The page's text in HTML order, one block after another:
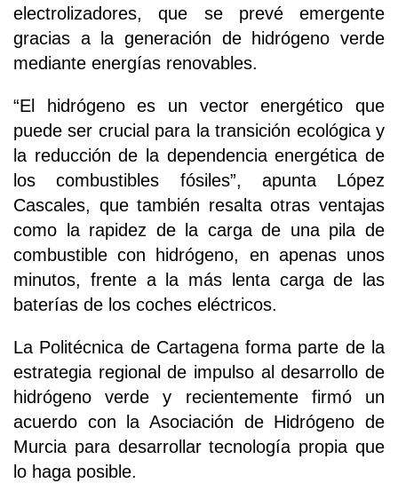
electrolizadores, que se prevé emergente
gracias a la generación de hidrógeno verde
mediante energías renovables.
“El hidrógeno es un vector energético que
puede ser crucial para la transición ecológica y
la reducción de la dependencia energética de
los combustibles fósiles”, apunta López
Cascales, que también resalta otras ventajas
como la rapidez de la carga de una pila de
combustible con hidrógeno, en apenas unos
minutos, frente a la más lenta carga de las
baterías de los coches eléctricos.
La Politécnica de Cartagena forma parte de la
estrategia regional de impulso al desarrollo de
hidrógeno verde y recientemente firmó un
acuerdo con la Asociación de Hidrógeno de
Murcia para desarrollar tecnología propia que
lo haga posible.